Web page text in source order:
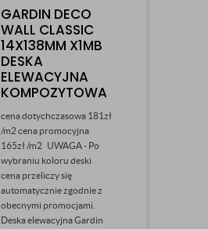
GARDIN DECO
WALL CLASSIC
14X138MM X1MB
DESKA
ELEWACYJNA
KOMPOZYTOWA
cena dotychczasowa 181zł
/m2 cena promocyjna
165zł /m2 UWAGA - Po
wybraniu koloru deski
cena przeliczy się
automatycznie zgodnie z
obecnymi promocjami.
Deska elewacyjna Gardin